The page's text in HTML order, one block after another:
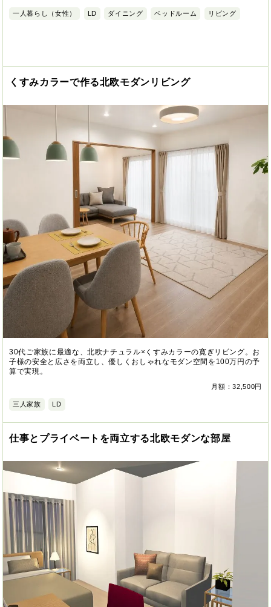
一人暮らし（女性） LD ダイニング ベッドルーム リビング
くすみカラーで作る北欧モダンリビング
30代ご家族に最適な、北欧ナチュラル×くすみカラーの寛ぎリビング。お
子様の安全と広さを両立し、優しくおしゃれなモダン空間を100万円の予
算で実現。
月額：32,500円
三人家族 LD
仕事とプライベートを両立する北欧モダンな部屋